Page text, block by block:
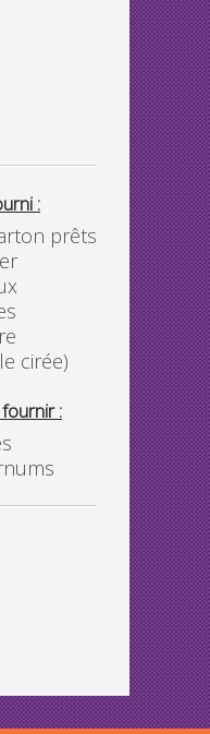
:
prêts
cirée)
: